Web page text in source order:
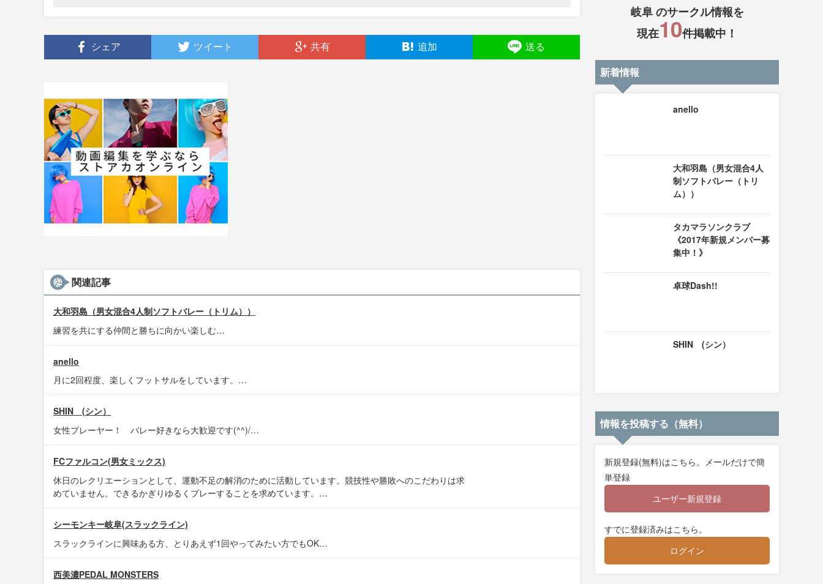
シェア ツイート 共有 追加 送る
関連記事
大和羽島（男女混合4人制ソフトバレー（トリム））
練習を共にする仲間と勝ちに向かい楽しむ…
anello
月に2回程度、楽しくフットサルをしています。…
SHIN (シン）
女性プレーヤー！ バレー好きなら大歓迎です(^^)/…
FCファルコン(男女ミックス)
休日のレクリエーションとして、運動不足の解消のために活動しています。競技性や勝敗へのこだわりは求
めていません。できるかぎりゆるくプレーすることを求めています。…
シーモンキー岐阜(スラックライン)
スラックラインに興味ある方、とりあえず1回やってみたい方でもOK…
西美濃PEDAL MONSTERS
岐阜 のサークル情報を
現在10件掲載中！
新着情報
anello
大和羽島（男女混合4人
制ソフトバレー（トリ
ム））
タカマラソンクラブ
《2017年新規メンバー募
集中！》
卓球Dash!!
SHIN (シン）
情報を投稿する（無料）
新規登録(無料)はこちら。メールだけで簡
単登録
ユーザー新規登録
すでに登録済みはこちら。
ログイン